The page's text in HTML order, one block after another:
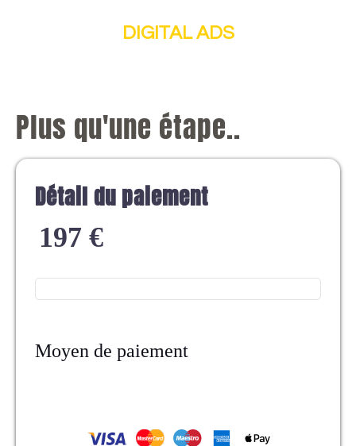
DIGITAL ADS
Plus qu'une étape..
Détail du paiement
197 €
Moyen de paiement